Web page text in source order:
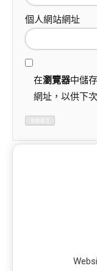
個人網站網址
在瀏覽器中儲
網址，以供下